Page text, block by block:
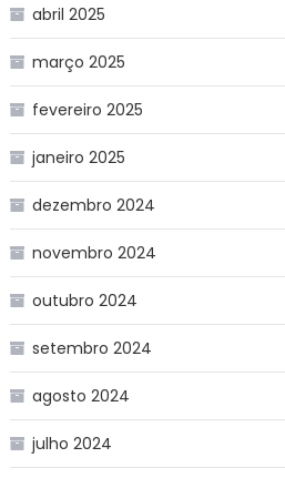
abril 2025
março 2025
fevereiro 2025
janeiro 2025
dezembro 2024
novembro 2024
outubro 2024
setembro 2024
agosto 2024
julho 2024